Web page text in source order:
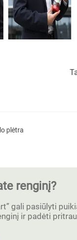
plėtra
renginį?
gali pasiūlyti
ir padėti